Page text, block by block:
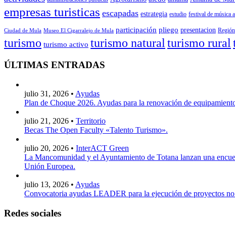
empresas turisticas escapadas estrategia estudio festival de música
Ciudad de Mula Museo El Cigarralejo de Mula participación pliego presentacion
turismo turismo activo turismo naturalturismo rural
ÚLTIMAS ENTRADAS
julio 31, 2026 • Ayudas
Plan de Choque 2026. Ayudas para la renovación de
julio 21, 2026 • Territorio
Becas The Open Faculty «Talento Turismo».
julio 20, 2026 • InterACT Green
La Mancomunidad y el Ayuntamiento de Totana lanzan una
Unión Europea.
julio 13, 2026 • Ayudas
Convocatoria ayudas LEADER para la ejecución de proyectos
Redes sociales